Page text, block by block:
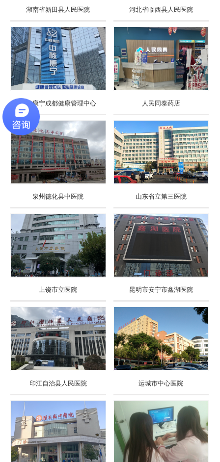
湖南省新田县人民医院 河北省临西县人民医院
中核康宁成都健康管理中心 人民同泰药店
泉州德化县中医院 山东省立第三医院
上饶市立医院 昆明市安宁市鑫湖医院
印江自治县人民医院 运城市中心医院